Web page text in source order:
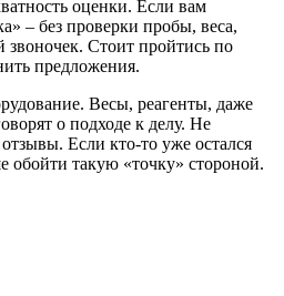
оценки. Если вам
– без проверки пробы, веса,
звоночек. Стоит пройтись по
предложения.
Весы, реагенты, даже
о подходе к делу. Не
Если кто-то уже остался
обойти такую «точку» стороной.